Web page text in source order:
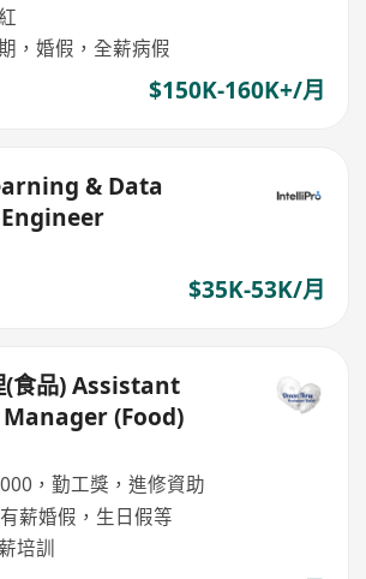
，婚假，全薪病假
$150K-160K+/月
& Data
$35K-53K/月
Assistant
(Food)
，勤工獎，進修資助
薪婚假，生日假等
培訓